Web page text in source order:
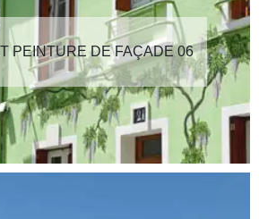
PEINTURE DE FAÇADE 06